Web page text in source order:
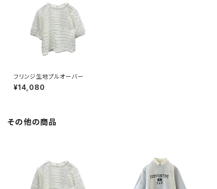
フリンジ生地プルオーバー
¥14,080
その他の商品